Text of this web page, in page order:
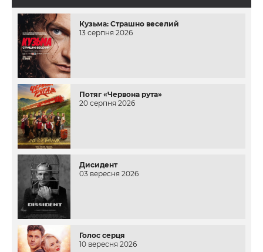
Кузьма: Страшно веселий
13 серпня 2026
Потяг «Червона рута»
20 серпня 2026
Дисидент
03 вересня 2026
Голос серця
10 вересня 2026